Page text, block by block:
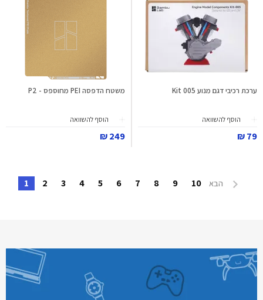
ערכת רכיבי דגם מנוע Kit 005
הוסף להשוואה
79 ₪
משטח הדפסה PEI מחוספס - P2
הוסף להשוואה
249 ₪
הבא 10
9
8
7
6
5
4
3
2
1